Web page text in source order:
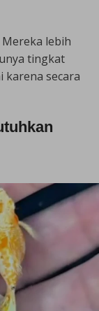
Mereka lebih
tingkat
karena secara